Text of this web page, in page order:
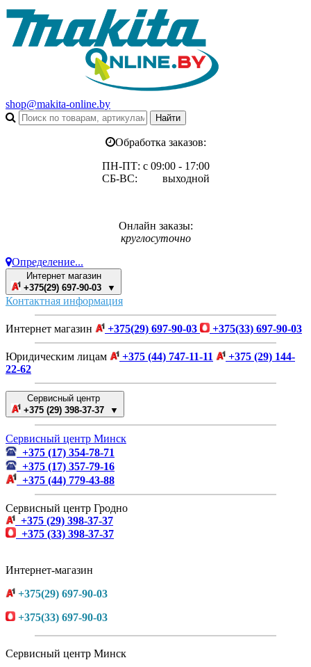
shop@makita-online.by
Обработка заказов:
ПН-ПТ: с 09:00 - 17:00
СБ-ВС: выходной
Онлайн заказы:
круглосуточно
Определение...
Интернет магазин
+375(29) 697-90-03 ▼
Контактная информация
Интернет магазин +375(29) 697-90-03 +375(33) 697-90-03
Юридическим лицам +375 (44) 747-11-11
+375 (29) 144-
22-62
Сервисный центр
+375 (29) 398-37-37 ▼
Сервисный центр Минск
+375 (17) 354-78-71
+375 (17) 357-79-16
+375 (44) 779-43-88
Сервисный центр Гродно
+375 (29) 398-37-37
+375 (33) 398-37-37
Интернет-магазин
+375(29) 697-90-03
+375(33) 697-90-03
Сервисный центр Минск